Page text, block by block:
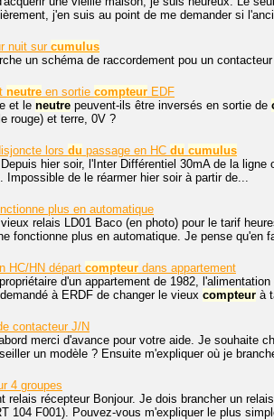
j'en suis au point de me demander si
nuit surcumulus
un schéma de raccordement pou un
neutre en sortie compteur EDF
et le neutre peuvent-ils être inversés en sortie de
rouge) et terre, 0V ?
lors du passage en HC du cumulus
hier soir, l'Inter Différentiel 30mA de la ligne
Impossible de le réarmer hier soir à partir de...
plus en automatique
relais LD01 Baco (en photo) pour le tarif
fonctionne plus en automatique. Je pense qu'en
HC/HN départ compteur dans appartement
d'un appartement de 1982,
à ERDF de changer le vieux compteur à
contacteur J/N
merci d'avance pour votre aide. Je souhaite
un modèle ? Ensuite m'expliquer où je
4 groupes
relais récepteur Bonjour. Je dois brancher un
104 F001). Pouvez-vous m'expliquer le plus